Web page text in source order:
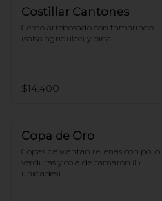
Costillar Cantones
Cerdo arrebosado con tamarindo
(salsa agridulce) y piña
$14.400
Copa de Oro
Copas de wantan rellenas con pollo,
verduras y cola de camarón (8
unidades)